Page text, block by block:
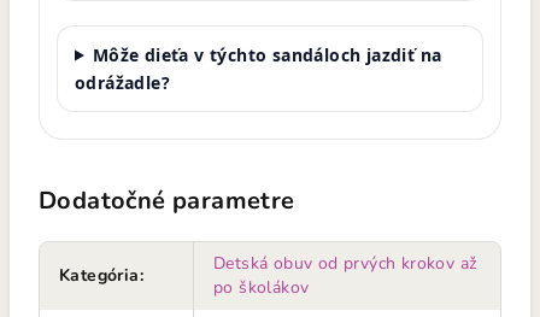
Môže dieťa v týchto sandáloch jazdiť na
odrážadle?
Dodatočné parametre
Kategória:
Detská obuv od prvých krokov až
po školákov